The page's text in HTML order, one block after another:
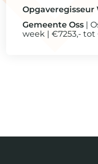
Opgaveregisseur
Gemeente Oss
week
€7253,- tot